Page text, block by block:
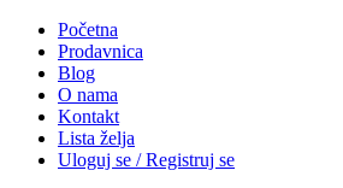
Početna
Prodavnica
Blog
O nama
Kontakt
Lista želja
Uloguj se / Registruj se